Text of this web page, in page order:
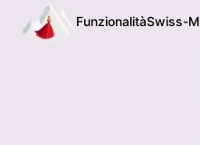
FunzionalitàSwiss-